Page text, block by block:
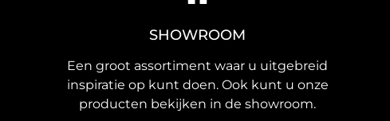
SHOWROOM
Een groot assortiment waar u uitgebreid
inspiratie op kunt doen. Ook kunt u onze
producten bekijken in de showroom.